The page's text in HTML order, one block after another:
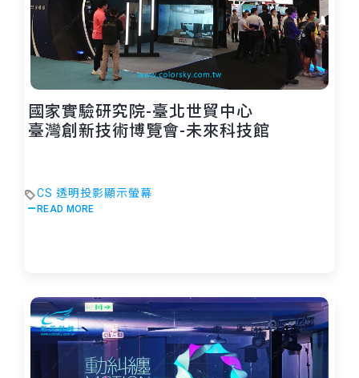
國家實驗研究院-臺北世貿中心
臺灣創新技術博覽會-未來科技館
CS 透明投影顯示螢幕
READ MORE